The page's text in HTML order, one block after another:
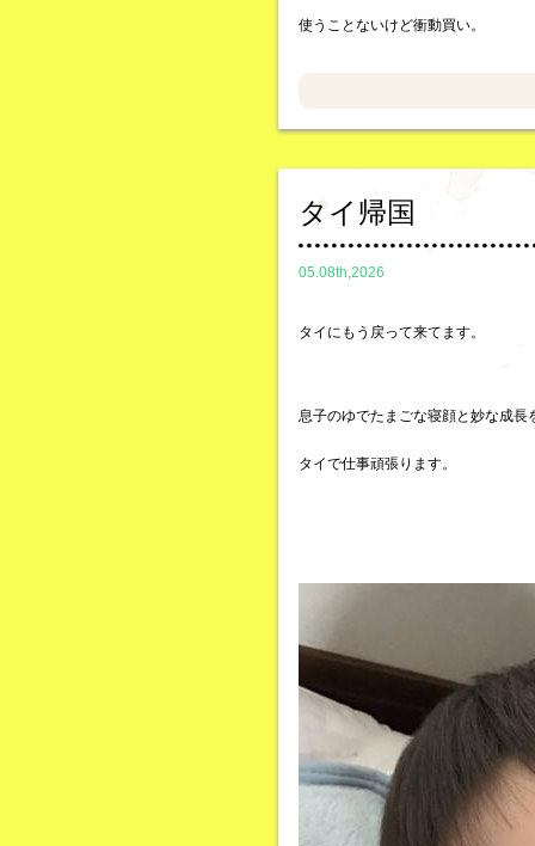
使うことないけど衝動買い。
タイ帰国
05.08th,2026
タイにもう戻って来てます。
息子のゆでたまごな寝顔と妙な成長
タイで仕事頑張ります。